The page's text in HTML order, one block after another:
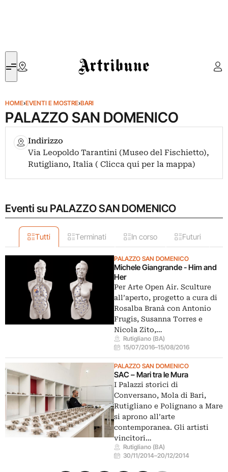
Artribune
HOME›EVENTI E MOSTRE›BARI
PALAZZO SAN DOMENICO
Indirizzo
Via Leopoldo Tarantini (Museo del Fischietto),
Rutigliano, Italia ( Clicca qui per la mappa)
Eventi su PALAZZO SAN DOMENICO
Tutti Terminati In corso Futuri
PALAZZO SAN DOMENICO
Michele Giangrande - Him and
Her
Per Arte Open Air. Sculture
all’aperto, progetto a cura di
Rosalba Branà con Antonio
Frugis, Susanna Torres e
Nicola Zito,…
Rutigliano (BA)
15/07/2016–15/08/2016
PALAZZO SAN DOMENICO
SAC – Mari tra le Mura
I Palazzi storici di
Conversano, Mola di Bari,
Rutigliano e Polignano a Mare
si aprono all’arte
contemporanea. Gli artisti
vincitori…
Rutigliano (BA)
30/11/2014–20/12/2014